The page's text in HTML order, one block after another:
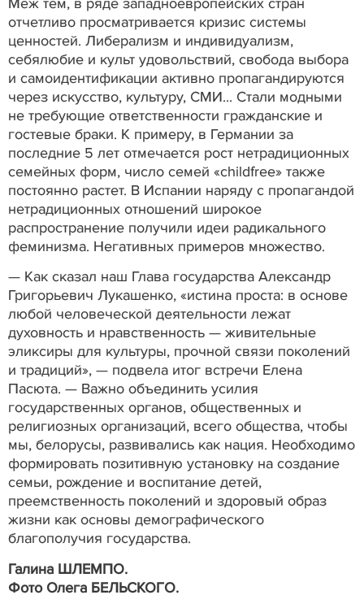
отчетливо просматривается кризис системы
ценностей. Либерализм и индивидуализм,
себялюбие и культ удовольствий, свобода выбора
и самоидентификации активно пропагандируются
через искусство, культуру, СМИ... Стали модными
не требующие ответственности гражданские и
гостевые браки. К примеру, в Германии за
последние 5 лет отмечается рост нетрадиционных
семейных форм, число семей «childfree» также
постоянно растет. В Испании наряду с пропагандой
нетрадиционных отношений широкое
распространение получили идеи радикального
феминизма. Негативных примеров множество.
— Как сказал наш Глава государства Александр
Григорьевич Лукашенко, «истина проста: в основе
любой человеческой деятельности лежат
духовность и нравственность — живительные
эликсиры для культуры, прочной связи поколений
и традиций», — подвела итог встречи Елена
Пасюта. — Важно объединить усилия
государственных органов, общественных и
религиозных организаций, всего общества, чтобы
мы, белорусы, развивались как нация. Необходимо
формировать позитивную установку на создание
семьи, рождение и воспитание детей,
преемственность поколений и здоровый образ
жизни как основы демографического
благополучия государства.
Галина ШЛЕМПО.
Фото Олега БЕЛЬСКОГО.